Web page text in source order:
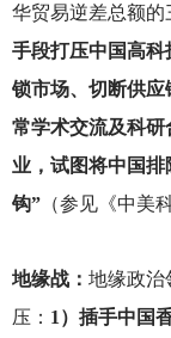
华贸易逆差总额的
手段打压中国高
锁市场、切断供
常学术交流及科
业，试图将中国
钩”（参见《中美
地缘战： 地缘政治
压： 1）插手中国